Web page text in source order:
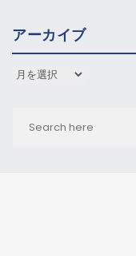
アーカイブ
アーカイブ